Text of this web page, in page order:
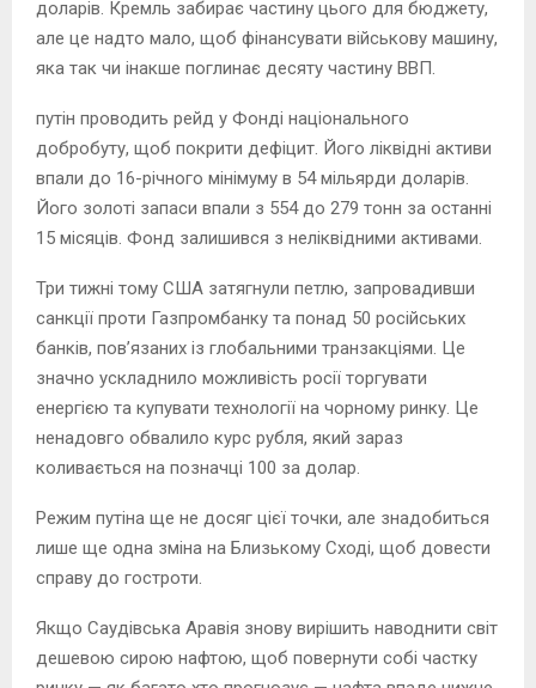
доларів. Кремль забирає частину цього для бюджету,
але це надто мало, щоб фінансувати військову машину,
яка так чи інакше поглинає десяту частину ВВП.
путін проводить рейд у Фонді національного
добробуту, щоб покрити дефіцит. Його ліквідні активи
впали до 16-річного мінімуму в 54 мільярди доларів.
Його золоті запаси впали з 554 до 279 тонн за останні
15 місяців. Фонд залишився з неліквідними активами.
Три тижні тому США затягнули петлю, запровадивши
санкції проти Газпромбанку та понад 50 російських
банків, пов’язаних із глобальними транзакціями. Це
значно ускладнило можливість росії торгувати
енергією та купувати технології на чорному ринку. Це
ненадовго обвалило курс рубля, який зараз
коливається на позначці 100 за долар.
Режим путіна ще не досяг цієї точки, але знадобиться
лише ще одна зміна на Близькому Сході, щоб довести
справу до гостроти.
Якщо Саудівська Аравія знову вирішить наводнити світ
дешевою сирою нафтою, щоб повернути собі частку